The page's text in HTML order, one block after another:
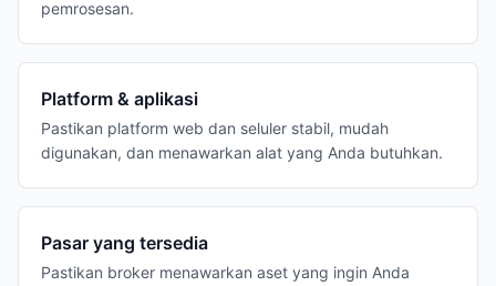
pemrosesan.
Platform & aplikasi
Pastikan platform web dan seluler stabil, mudah
digunakan, dan menawarkan alat yang Anda butuhkan.
Pasar yang tersedia
Pastikan broker menawarkan aset yang ingin Anda